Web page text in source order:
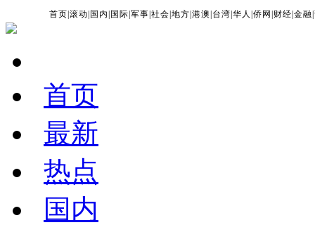
首页 |滚动 国内 国际 |军事 |社会 |地方 |港澳 台湾 |华人 |侨网 财经 |金融 |
首页
最新
热点
国内